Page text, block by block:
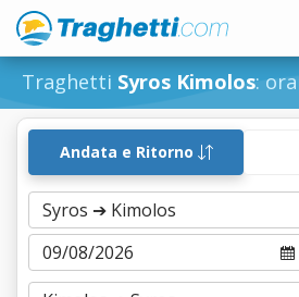
Traghetti Syros Kimolos:
Andata e Ritorno